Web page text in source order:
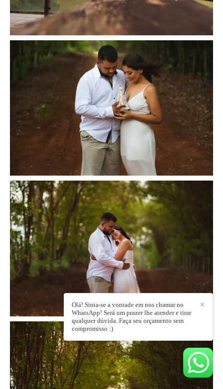
✕
Olá! Sinta-se a vontade em nos chamar no
WhatsApp! Será um prazer lhe atender e tirar
qualquer dúvida. Faça seu orçamento sem
compromisso :)